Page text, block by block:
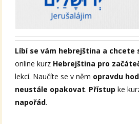
Líbí se vám hebrejština a chcete
online kurz Hebrejština pro
lekcí. Naučíte se v něm opravdu
neustále opakovat. Přístupke
napořád.